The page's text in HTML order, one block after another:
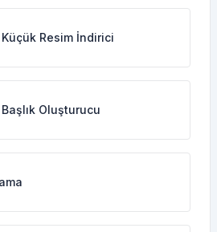
Resim İndirici
Oluşturucu